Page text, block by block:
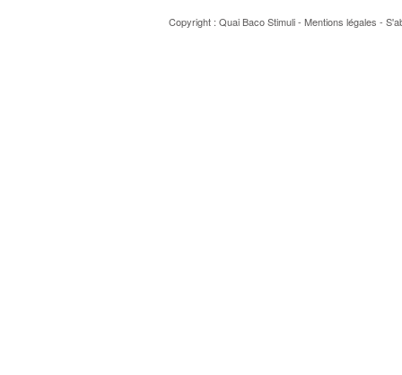
Copyright : Quai BacoStimuli- Mentions légales -